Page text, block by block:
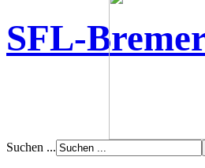
SFL-
Suchen ...